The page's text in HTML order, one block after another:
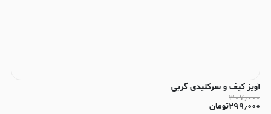
آویز کیف و سرکلیدی گربی
۳۰۷٫۰۰۰
۲۹۹٫۰۰۰تومان